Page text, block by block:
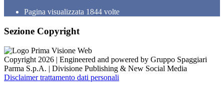
Pagina visualizzata 1844 volte
Sezione Copyright
Copyright 2026 | Engineered and powered by Gruppo Spaggiari
Parma S.p.A. | Divisione Publishing & New Social Media
Disclaimer trattamento dati personali